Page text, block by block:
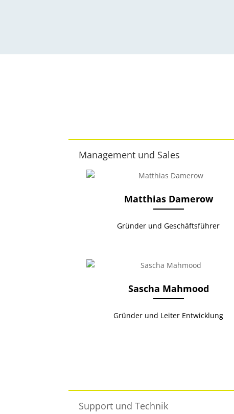
Management und Sales
Matthias Damerow
Gründer und Geschäftsführer
Sascha Mahmood
Gründer und Leiter Entwicklung
Support und Technik